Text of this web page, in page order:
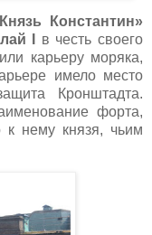
Константин»
в честь своего
карьеру моряка,
имело место
Кронштадта.
форта,
к нему князя, чьим